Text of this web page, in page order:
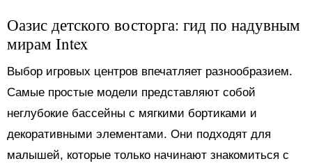
Оазис детского восторга: гид по надувным
мирам Intex
Выбор игровых центров впечатляет разнообразием.
Самые простые модели представляют собой
неглубокие бассейны с мягкими бортиками и
декоративными элементами. Они подходят для
малышей, которые только начинают знакомиться с